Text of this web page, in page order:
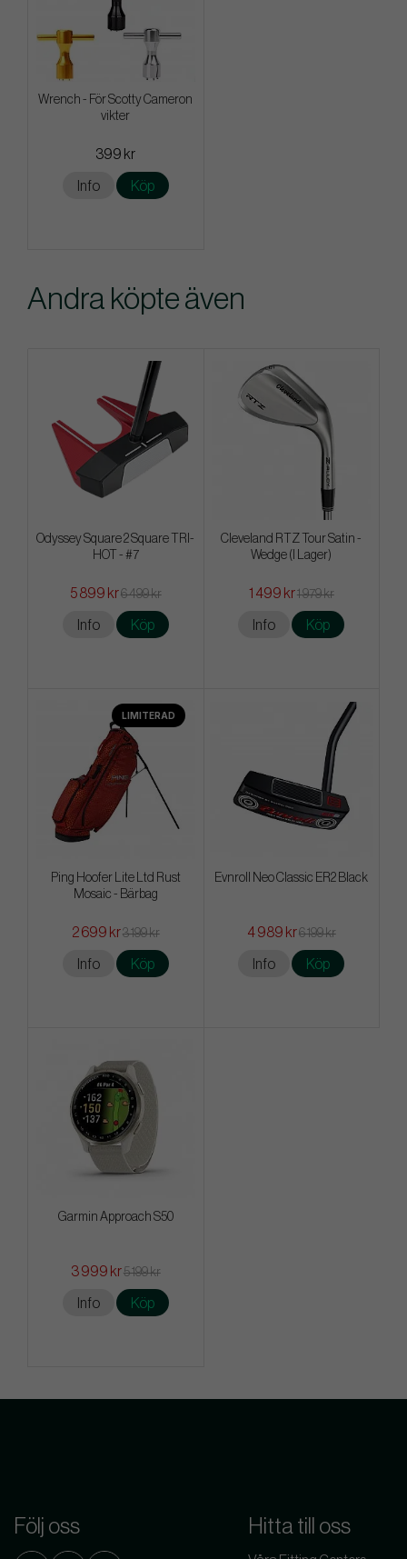
Wrench - För Scotty Cameron
vikter
399 kr
Info Köp
Andra köpte även
Odyssey Square 2 Square TRI-
HOT - #7
5 899 kr6 499 kr
Info Köp
Cleveland RTZ Tour Satin -
Wedge (I Lager)
1 499 kr1 979 kr
Info Köp
LIMITERAD
Ping Hoofer Lite Ltd Rust
Mosaic - Bärbag
2 699 kr3 199 kr
Info Köp
Evnroll Neo Classic ER2 Black
4 989 kr6 199 kr
Info Köp
Garmin Approach S50
3 999 kr5 199 kr
Info Köp
Följ oss Hitta till oss